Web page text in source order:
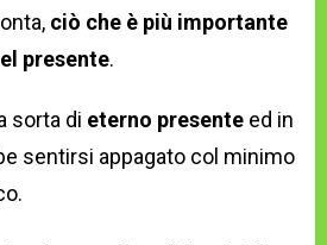
ciò che è più importante
presente.
sorta di eterno presente ed in
sentirsi appagato col minimo